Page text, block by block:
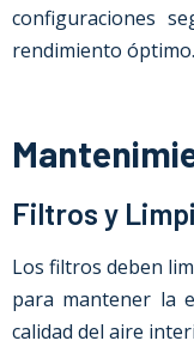
configuraciones
rendimiento óptimo.
Filtros y
Los filtros deben
para mantener la
calidad del aire